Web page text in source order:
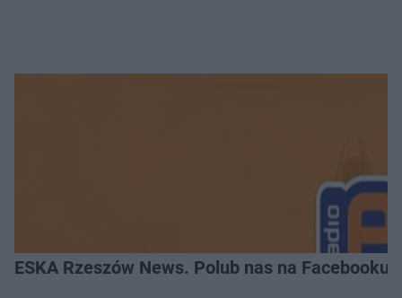
ESKA Rzeszów News. Polub nas na Facebooku!